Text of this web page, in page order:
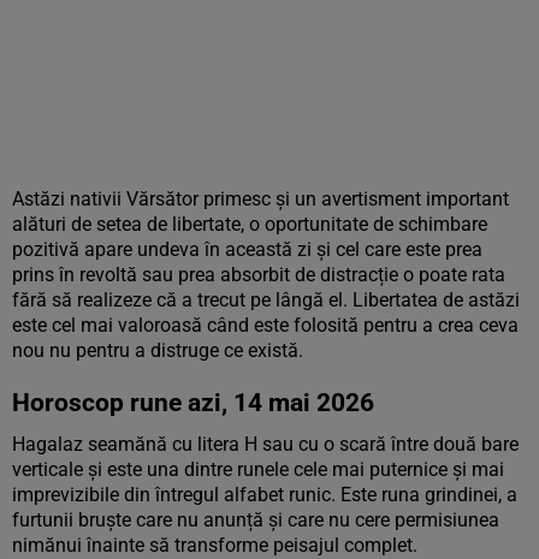
Astăzi nativii Vărsător primesc și un avertisment important
alături de setea de libertate, o oportunitate de schimbare
pozitivă apare undeva în această zi și cel care este prea
prins în revoltă sau prea absorbit de distracție o poate rata
fără să realizeze că a trecut pe lângă el. Libertatea de astăzi
este cel mai valoroasă când este folosită pentru a crea ceva
nou nu pentru a distruge ce există.
Horoscop rune azi, 14 mai 2026
Hagalaz seamănă cu litera H sau cu o scară între două bare
verticale și este una dintre runele cele mai puternice și mai
imprevizibile din întregul alfabet runic. Este runa grindinei, a
furtunii bruște care nu anunță și care nu cere permisiunea
nimănui înainte să transforme peisajul complet.